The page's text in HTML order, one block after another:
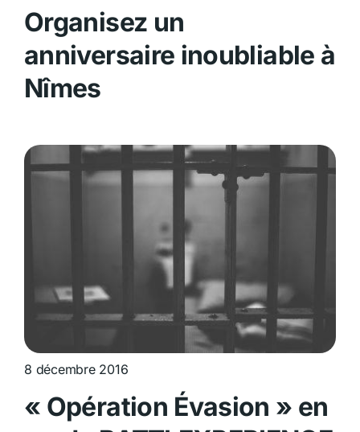
Organisez un
anniversaire inoubliable à
Nîmes
8 décembre 2016
« Opération Évasion » en